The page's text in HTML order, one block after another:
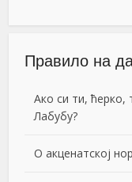
Правило на
Ако си ти, ћерко,
Лабубу?
О акценатској